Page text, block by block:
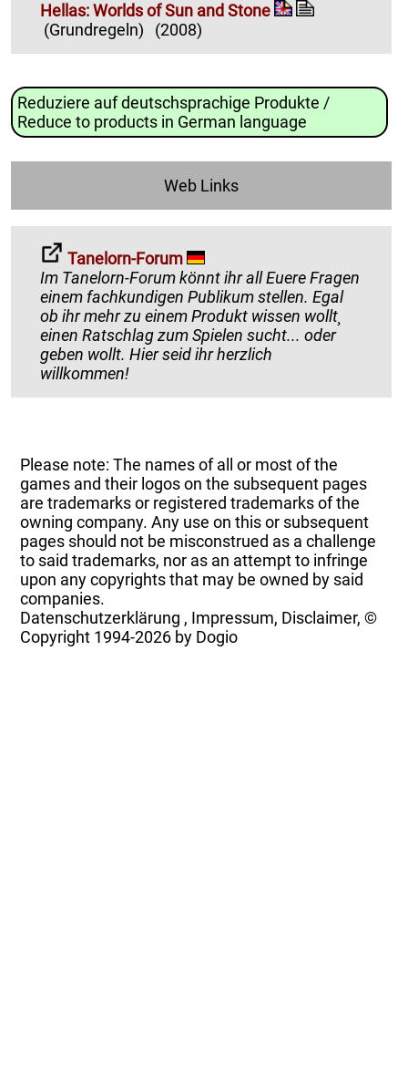
Hellas: Worlds of Sun and Stone
(Grundregeln)
(2008)
Reduziere auf deutschsprachige Produkte /
Reduce to products in German language
Web Links
Tanelorn-Forum
Im Tanelorn-Forum könnt ihr all Euere Fragen
einem fachkundigen Publikum stellen. Egal
ob ihr mehr zu einem Produkt wissen wollt¸
einen Ratschlag zum Spielen sucht... oder
geben wollt. Hier seid ihr herzlich
willkommen!
Please note: The names of all or most of the
games and their logos on the subsequent pages
are trademarks or registered trademarks of the
owning company. Any use on this or subsequent
pages should not be misconstrued as a challenge
to said trademarks, nor as an attempt to infringe
upon any copyrights that may be owned by said
companies.
Datenschutzerklärung , Impressum, Disclaimer, ©
Copyright 1994-2026 by Dogio